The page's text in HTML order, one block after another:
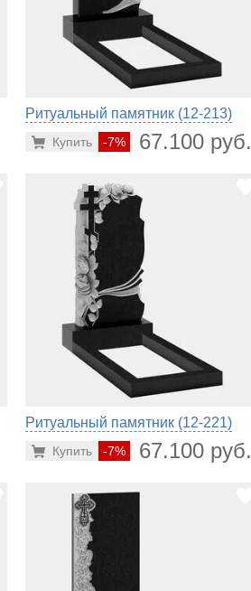
Ритуальный памятник (12-213)
-7% 67.100 руб.
Купить
Ритуальный памятник (12-221)
-7% 67.100 руб.
Купить